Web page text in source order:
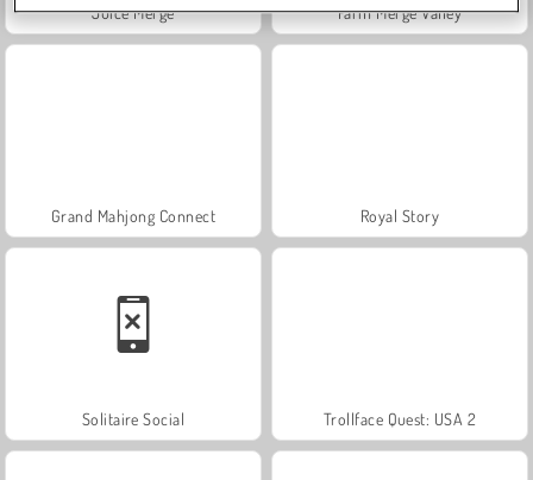
Juice Merge Farm Merge Valley
Grand Mahjong Connect Royal Story
Solitaire Social Trollface Quest: USA 2